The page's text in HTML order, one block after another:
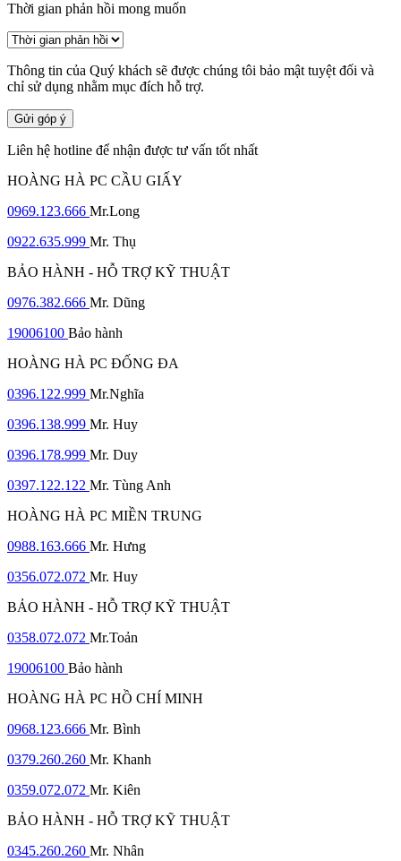
Thời gian phản hồi mong muốn
Thông tin của Quý khách sẽ được chúng tôi bảo mật tuyệt đối và
chỉ sử dụng nhằm mục đích hỗ trợ.
Gửi góp ý
Liên hệ hotline để nhận được tư vấn tốt nhất
HOÀNG HÀ PC CẦU GIẤY
0969.123.666 Mr.Long
0922.635.999 Mr. Thụ
BẢO HÀNH - HỖ TRỢ KỸ THUẬT
0976.382.666 Mr. Dũng
19006100 Bảo hành
HOÀNG HÀ PC ĐỐNG ĐA
0396.122.999 Mr.Nghĩa
0396.138.999 Mr. Huy
0396.178.999 Mr. Duy
0397.122.122 Mr. Tùng Anh
HOÀNG HÀ PC MIỀN TRUNG
0988.163.666 Mr. Hưng
0356.072.072 Mr. Huy
BẢO HÀNH - HỖ TRỢ KỸ THUẬT
0358.072.072 Mr.Toản
19006100 Bảo hành
HOÀNG HÀ PC HỒ CHÍ MINH
0968.123.666 Mr. Bình
0379.260.260 Mr. Khanh
0359.072.072 Mr. Kiên
BẢO HÀNH - HỖ TRỢ KỸ THUẬT
0345.260.260 Mr. Nhân